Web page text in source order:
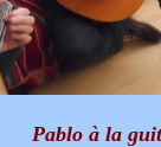
Pablo à la